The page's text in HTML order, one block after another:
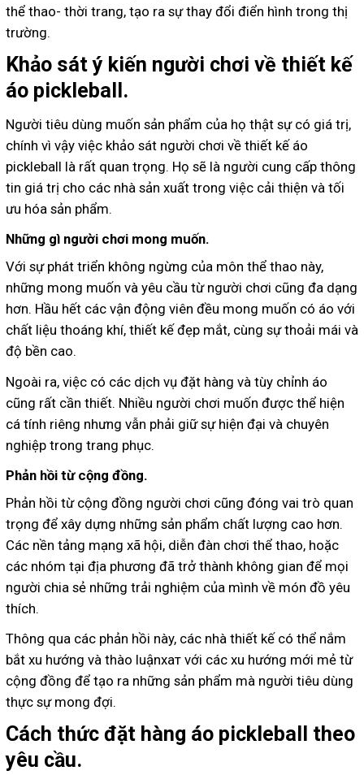
thể thao- thời trang, tạo ra sự thay đổi điển hình trong thị
trường.
Khảo sát ý kiến người chơi về thiết kế
áo pickleball.
Người tiêu dùng muốn sản phẩm của họ thật sự có giá trị,
chính vì vậy việc khảo sát người chơi về thiết kế áo
pickleball là rất quan trọng. Họ sẽ là người cung cấp thông
tin giá trị cho các nhà sản xuất trong việc cải thiện và tối
ưu hóa sản phẩm.
Những gì người chơi mong muốn.
Với sự phát triển không ngừng của môn thể thao này,
những mong muốn và yêu cầu từ người chơi cũng đa dạng
hơn. Hầu hết các vận động viên đều mong muốn có áo với
chất liệu thoáng khí, thiết kế đẹp mắt, cùng sự thoải mái và
độ bền cao.
Ngoài ra, việc có các dịch vụ đặt hàng và tùy chỉnh áo
cũng rất cần thiết. Nhiều người chơi muốn được thể hiện
cá tính riêng nhưng vẫn phải giữ sự hiện đại và chuyên
nghiệp trong trang phục.
Phản hồi từ cộng đồng.
Phản hồi từ cộng đồng người chơi cũng đóng vai trò quan
trọng để xây dựng những sản phẩm chất lượng cao hơn.
Các nền tảng mạng xã hội, diễn đàn chơi thể thao, hoặc
các nhóm tại địa phương đã trở thành không gian để mọi
người chia sẻ những trải nghiệm của mình về món đồ yêu
thích.
Thông qua các phản hồi này, các nhà thiết kế có thể nắm
bắt xu hướng và thào luậnхат với các xu hướng mới mẻ từ
cộng đồng để tạo ra những sản phẩm mà người tiêu dùng
thực sự mong đợi.
Cách thức đặt hàng áo pickleball theo
yêu cầu.